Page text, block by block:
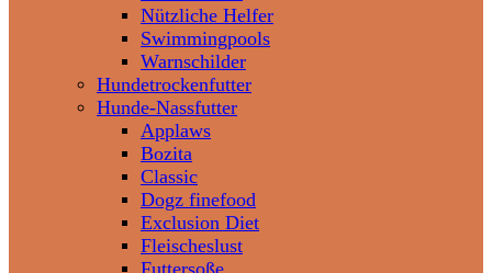
Nützliche Helfer
Swimmingpools
Warnschilder
Hundetrockenfutter
Hunde-Nassfutter
Applaws
Bozita
Classic
Dogz finefood
Exclusion Diet
Fleischeslust